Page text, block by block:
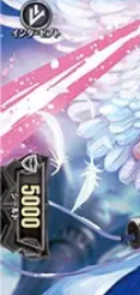
最新弾
【DZ】ブー
【DZ】その
【DZ】デッ